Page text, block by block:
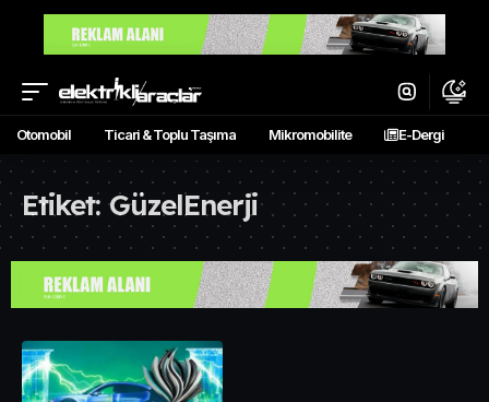
Otomobil Ticari & Toplu Taşıma Mikromobilite E-Dergi
Etiket:GüzelEnerji